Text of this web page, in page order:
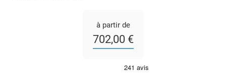
à partir de
702,00 €